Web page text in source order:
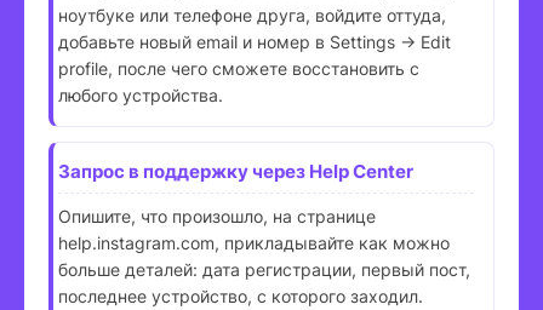
ноутбуке или телефоне друга, войдите оттуда,
добавьте новый email и номер в Settings → Edit
profile, после чего сможете восстановить с
любого устройства.
Запрос в поддержку через Help Center
Опишите, что произошло, на странице
help.instagram.com, прикладывайте как можно
больше деталей: дата регистрации, первый пост,
последнее устройство, с которого заходил.